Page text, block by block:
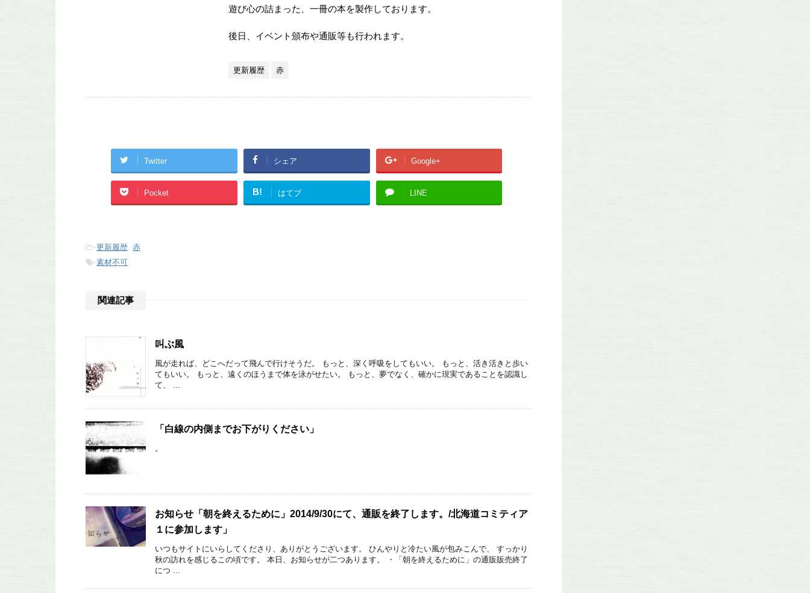
遊び心の詰まった、一冊の本を製作しております。
後日、イベント頒布や通販等も行われます。
更新履歴 赤
Twitter シェア Google+
Pocket B! はてブ LINE
-更新履歴, 赤
-素材不可
関連記事
叫ぶ風
風が走れば、どこへだって飛んで行けそうだ。 もっと、深く呼吸をしてもいい。 もっと、活き活きと歩い
てもいい。 もっと、遠くのほうまで体を泳がせたい。 もっと、夢でなく、確かに現実であることを認識し
て、 ...
「白線の内側までお下がりください」
。
お知らせ「朝を終えるために」2014/9/30にて、通販を終了します。/北海道コミティア
１に参加します」
いつもサイトにいらしてくださり、ありがとうございます。 ひんやりと冷たい風が包みこんで、 すっかり
秋の訪れを感じるこの頃です。 本日、お知らせが二つあります。 ・「朝を終えるために」の通販販売終了
につ ...